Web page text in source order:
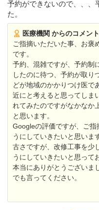
予約ができないので、、、
た。
医療機関 からのコメン
ご指摘いただいた事、お褒
です。
予約、混雑ですが、予約制
したのに待つ、予約が取り
どが地域のかかりつけ医で
近にと考えると思ってしま
れてみたのですがなかな
と思います。
Googleの評価ですが、ご指
うにしていきたいと思いま
古さですが、改修工事を少
うにしていきたいと思って
本当にありがとうございま
でも言ってください。